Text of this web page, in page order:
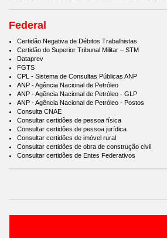
Federal
Certidão Negativa de Débitos Trabalhistas
Certidão do Superior Tribunal Militar – STM
Dataprev
FGTS
CPL - Sistema de Consultas Públicas ANP
ANP - Agência Nacional de Petróleo
ANP - Agência Nacional de Petróleo - GLP
ANP - Agência Nacional de Petróleo - Postos
Consulta CNAE
Consultar certidões de pessoa física
Consultar certidões de pessoa jurídica
Consultar certidões de imóvel rural
Consultar certidões de obra de construção civil
Consultar certidões de Entes Federativos